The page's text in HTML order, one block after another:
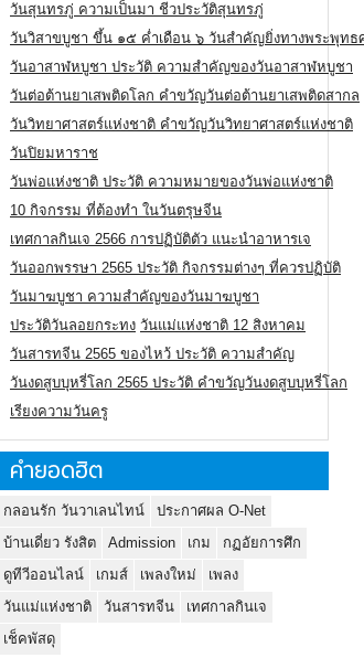
วันสุนทรภู่ ความเป็นมา ชีวประวัติสุนทรภู่
วันวิสาขบูชา ขึ้น ๑๕ ค่ำเดือน ๖ วันสำคัญยิ่งทางพระพุทธ
วันอาสาฬหบูชา ประวัติ ความสําคัญของวันอาสาฬหบูชา
วันต่อต้านยาเสพติดโลก คำขวัญวันต่อต้านยาเสพติดสากล
วันวิทยาศาสตร์แห่งชาติ คำขวัญวันวิทยาศาสตร์แห่งชาติ
วันปิยมหาราช
วันพ่อแห่งชาติ ประวัติ ความหมายของวันพ่อแห่งชาติ
10 กิจกรรม ที่ต้องทำ ในวันตรุษจีน
เทศกาลกินเจ 2566 การปฏิบัติตัว แนะนำอาหารเจ
วันออกพรรษา 2565 ประวัติ กิจกรรมต่างๆ ที่ควรปฏิบัติ
วันมาฆบูชา ความสำคัญของวันมาฆบูชา
ประวัติวันลอยกระทง วันแม่แห่งชาติ 12 สิงหาคม
วันสารทจีน 2565 ของไหว้ ประวัติ ความสำคัญ
วันงดสูบบุหรี่โลก 2565 ประวัติ คำขวัญวันงดสูบบุหรี่โลก
เรียงความวันครู
คำยอดฮิต
กลอนรัก วันวาเลนไทน์
ประกาศผล O-Net
บ้านเดี่ยว รังสิต
Admission เกม
กฏอัยการศึก
ดูทีวีออนไลน์
เกมส์ เพลงใหม่
เพลง
วันแม่แห่งชาติ
วันสารทจีน
เทศกาลกินเจ
เช็คพัสดุ